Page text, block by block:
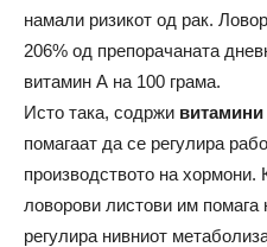
намали ризикот од рак.
206% од препорачаната
витамин А на 100 грама.
Исто така, содржи
помагаат да се регулира
производството на
ловорови листови им помага
регулира нивниот